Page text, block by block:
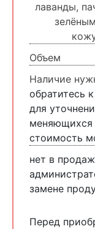
лаванды,
Объем
Наличие
обратитесь
для
меняющихся
стоимость
нет в
замене
Перед